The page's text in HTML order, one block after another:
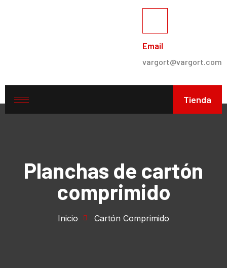
Email
vargort@vargort.com
Tienda
Planchas de cartón
comprimido
Inicio Cartón Comprimido